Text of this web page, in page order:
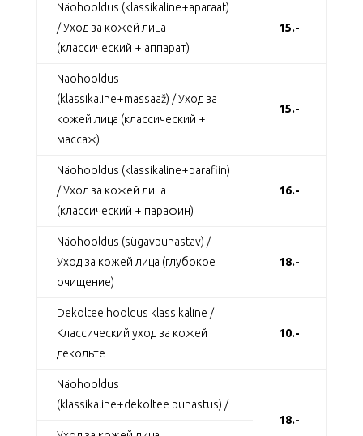
Näohooldus (klassikaline+aparaat)
/ Уход за кожей лица
(классический + аппарат)
15.-
Näohooldus
(klassikaline+massaaž) / Уход за
кожей лица (классический +
массаж)
15.-
Näohooldus (klassikaline+parafiin)
/ Уход за кожей лица
(классический + парафин)
16.-
Näohooldus (sügavpuhastav) /
Уход за кожей лица (глубокое
очищение)
18.-
Dekoltee hooldus klassikaline /
Классический уход за кожей
декольте
10.-
Näohooldus
(klassikaline+dekoltee puhastus) /
18.-